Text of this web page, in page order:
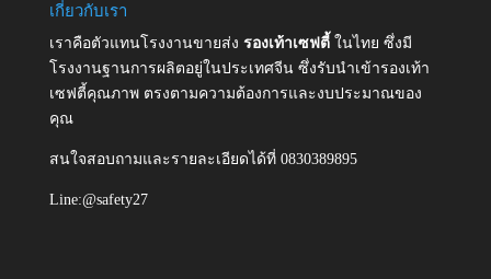
เกี่ยวกับเรา
เราคือตัวแทนโรงงานขายส่ง รองเท้าเซฟตี้ ในไทย ซึ่งมี
โรงงานฐานการผลิตอยู่ในประเทศจีน ซึ่งรับนำเข้ารองเท้า
เซฟตี้คุณภาพ ตรงตามความต้องการและงบประมาณของ
คุณ
สนใจสอบถามและรายละเอียดได้ที่ 0830389895
Line:@safety27